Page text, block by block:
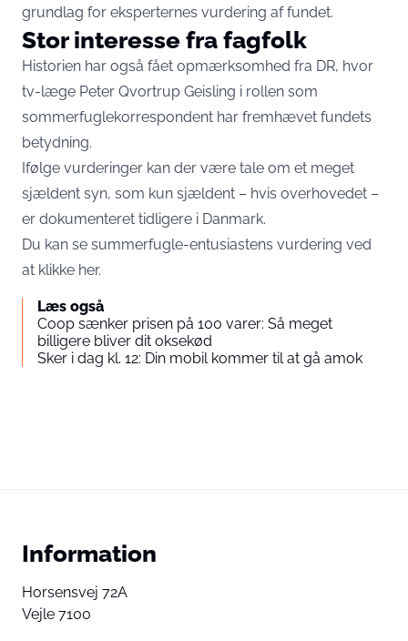
grundlag for eksperternes vurdering af fundet.
Stor interesse fra fagfolk
Historien har også fået opmærksomhed fra DR, hvor
tv-læge Peter Qvortrup Geisling i rollen som
sommerfuglekorrespondent har fremhævet fundets
betydning.
Ifølge vurderinger kan der være tale om et meget
sjældent syn, som kun sjældent – hvis overhovedet –
er dokumenteret tidligere i Danmark.
Du kan se summerfugle-entusiastens vurdering ved
at klikke her.
Læs også
Coop sænker prisen på 100 varer: Så meget
billigere bliver dit oksekød
Sker i dag kl. 12: Din mobil kommer til at gå amok
Information
Horsensvej 72A
Vejle 7100